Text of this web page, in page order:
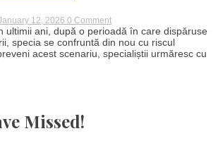
facultăți
în
același
timp,
12, 2026 0 Commenton
Un
simbol
naturii
ultimii ani, după o perioadă în care dispăruse
specia se confruntă din nou cu riscul
acest scenariu, specialiștii urmăresc cu
Missed!